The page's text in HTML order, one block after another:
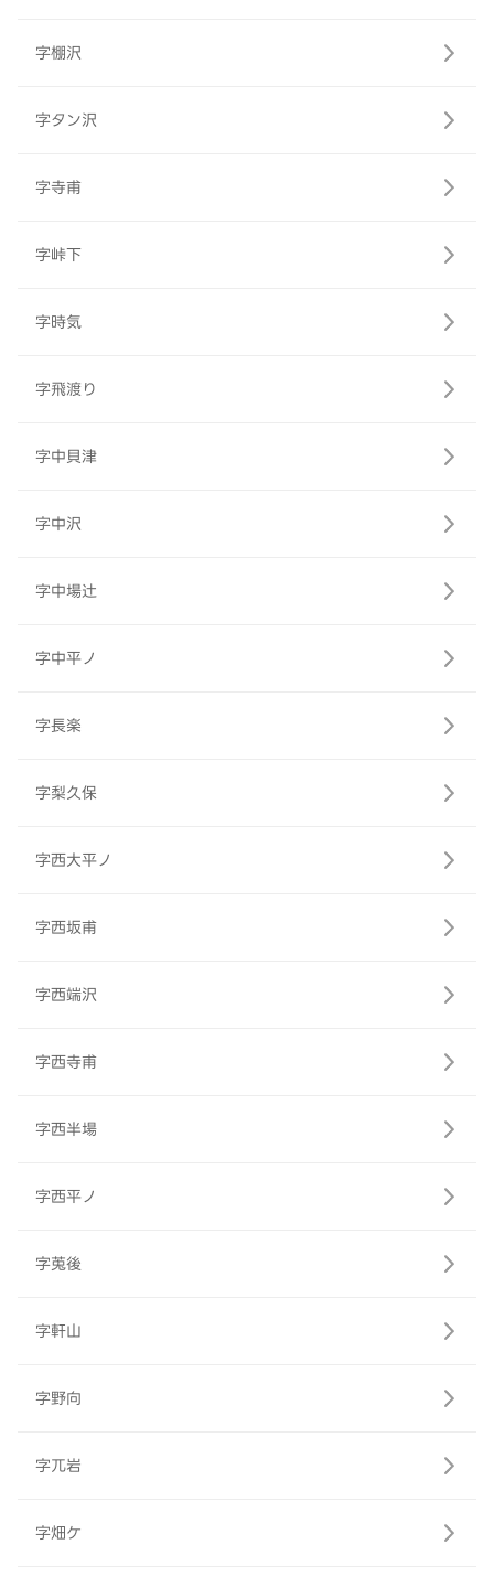
字棚沢
字タン沢
字寺甫
字峠下
字時気
字飛渡り
字中貝津
字中沢
字中場辻
字中平ノ
字長楽
字梨久保
字西大平ノ
字西坂甫
字西端沢
字西寺甫
字西半場
字西平ノ
字莵後
字軒山
字野向
字兀岩
字畑ケ